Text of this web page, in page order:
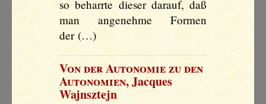
so beharrte dieser darauf, daß
man angenehme Formen
der (…)
Von der Autonomie zu den
Autonomien,Jacques
Wajnsztejn